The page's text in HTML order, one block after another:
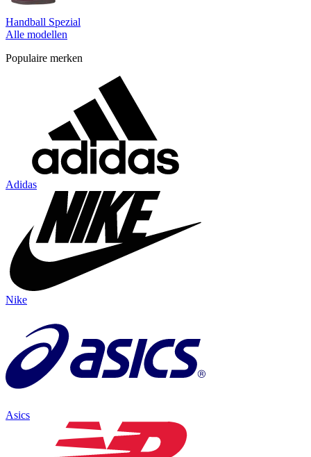
Handball Spezial
Alle modellen
Populaire merken
Adidas
Nike
Asics